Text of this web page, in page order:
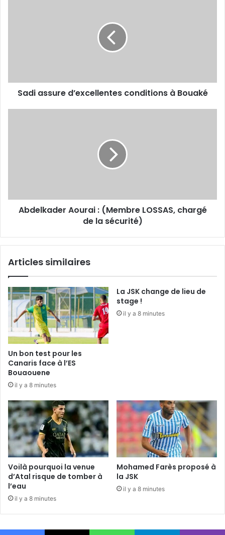
Sadi assure d’excellentes conditions à Bouaké
sécurité)
Abdelkader Aourai : (Membre LOSSAS, chargé
de la sécurité)
Articles similaires
Un bon test pour les
Canaris face à l’ES
Bouaouene
il y a 8 minutes
La JSK change de lieu de
stage !
il y a 8 minutes
Voilà pourquoi la venue
d’Atal risque de tomber à
l’eau
il y a 8 minutes
Mohamed Farès proposé à
la JSK
il y a 8 minutes